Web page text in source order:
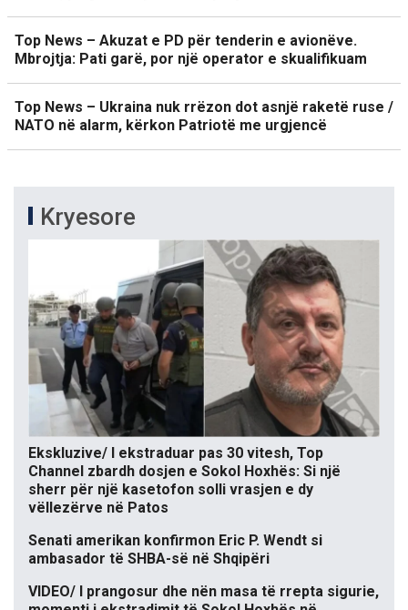
Top News – Akuzat e PD për tenderin e avionëve.
Mbrojtja: Pati garë, por një operator e skualifikuam
Top News – Ukraina nuk rrëzon dot asnjë raketë ruse /
NATO në alarm, kërkon Patriotë me urgjencë
Kryesore
Ekskluzive/ I ekstraduar pas 30 vitesh, Top
Channel zbardh dosjen e Sokol Hoxhës: Si një
sherr për një kasetofon solli vrasjen e dy
vëllezërve në Patos
Senati amerikan konfirmon Eric P. Wendt si
ambasador të SHBA-së në Shqipëri
VIDEO/ I prangosur dhe nën masa të rrepta sigurie,